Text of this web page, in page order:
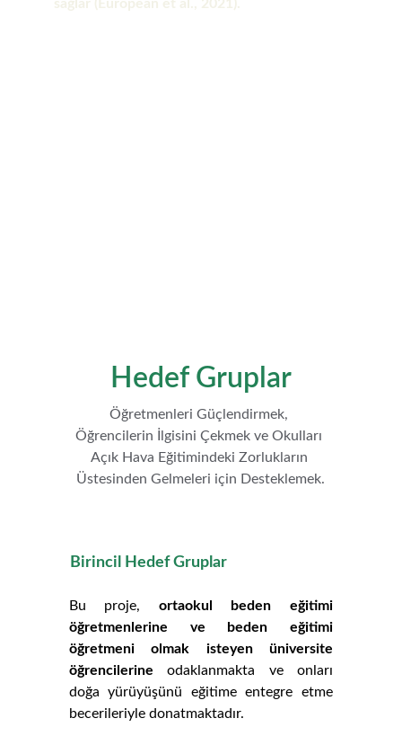
sağlar (European et al., 2021).
Hedef Gruplar
Öğretmenleri Güçlendirmek,
Öğrencilerin İlgisini Çekmek ve Okulları
Açık Hava Eğitimindeki Zorlukların
Üstesinden Gelmeleri için Desteklemek.
Birincil Hedef Gruplar
Bu proje, ortaokul beden eğitimi
öğretmenlerine ve beden eğitimi
öğretmeni olmak isteyen üniversite
öğrencilerine odaklanmakta ve onları
doğa yürüyüşünü eğitime entegre etme
becerileriyle donatmaktadır.